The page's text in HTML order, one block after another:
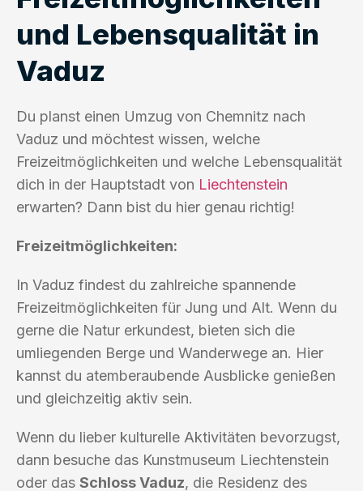
und Lebensqualität in
Vaduz
Du planst einen Umzug von Chemnitz nach
Vaduz und möchtest wissen, welche
Freizeitmöglichkeiten und welche Lebensqualität
dich in der Hauptstadt von Liechtenstein
erwarten? Dann bist du hier genau richtig!
Freizeitmöglichkeiten:
In Vaduz findest du zahlreiche spannende
Freizeitmöglichkeiten für Jung und Alt. Wenn du
gerne die Natur erkundest, bieten sich die
umliegenden Berge und Wanderwege an. Hier
kannst du atemberaubende Ausblicke genießen
und gleichzeitig aktiv sein.
Wenn du lieber kulturelle Aktivitäten bevorzugst,
dann besuche das Kunstmuseum Liechtenstein
oder das Schloss Vaduz, die Residenz des